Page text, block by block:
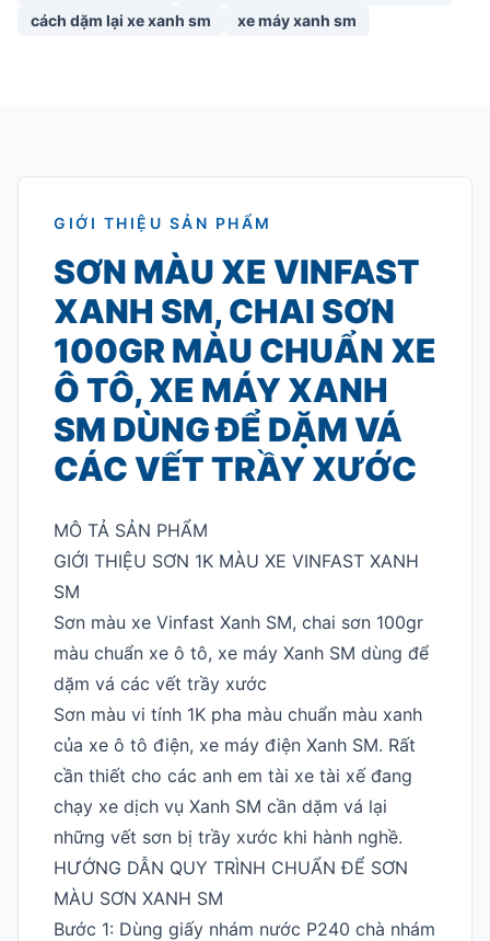
cách dặm lại xe xanh sm
xe máy xanh sm
GIỚI THIỆU SẢN PHẨM
SƠN MÀU XE VINFAST
XANH SM, CHAI SƠN
100GR MÀU CHUẨN XE
Ô TÔ, XE MÁY XANH
SM DÙNG ĐỂ DẶM VÁ
CÁC VẾT TRẦY XƯỚC
MÔ TẢ SẢN PHẨM
GIỚI THIỆU SƠN 1K MÀU XE VINFAST XANH
SM
Sơn màu xe Vinfast Xanh SM, chai sơn 100gr
màu chuẩn xe ô tô, xe máy Xanh SM dùng để
dặm vá các vết trầy xước
Sơn màu vi tính 1K pha màu chuẩn màu xanh
của xe ô tô điện, xe máy điện Xanh SM. Rất
cần thiết cho các anh em tài xe tài xế đang
chạy xe dịch vụ Xanh SM cần dặm vá lại
những vết sơn bị trầy xước khi hành nghề.
HƯỚNG DẪN QUY TRÌNH CHUẨN ĐỂ SƠN
MÀU SƠN XANH SM
Bước 1: Dùng giấy nhám nước P240 chà nhám